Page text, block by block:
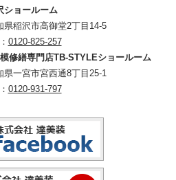
ショールーム
県稲沢市高御堂2丁目14-5
0120-825-257
修繕専門店TB-STYLEショールーム
県一宮市宮西通8丁目25-1
0120-931-797